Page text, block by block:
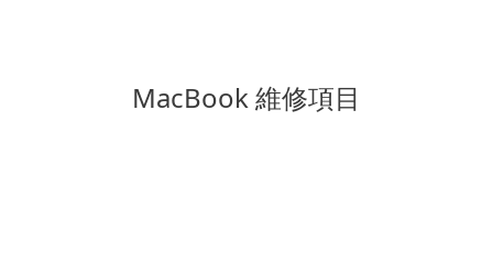
MacBook 維修項目